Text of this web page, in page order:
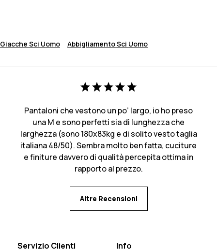
Giacche Sci Uomo Abbigliamento Sci Uomo
Pantaloni che vestono un po’ largo, io ho preso
una M e sono perfetti sia di lunghezza che
larghezza (sono 180x83kg e di solito vesto taglia
italiana 48/50). Sembra molto ben fatta, cuciture
e finiture davvero di qualità percepita ottima in
rapporto al prezzo.
Altre Recensioni
Servizio Clienti Info